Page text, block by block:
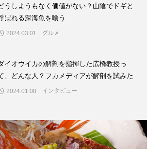
うしようもなく価値がない？山陰でドギと
ばれる深海魚を喰う
2024.03.01 グルメ
イオウイカの解剖を指揮した広橋教授っ
、どんな人？フカメディアが解剖を試みた
2024.01.08 インタビュー